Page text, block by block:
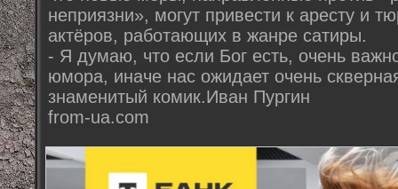
неприязни», могут привести к аресту и
актёров, работающих в жанре сатиры.
- Я думаю, что если Бог есть, очень
юмора, иначе нас ожидает очень
знаменитый комик.Иван Пургин
from-ua.com